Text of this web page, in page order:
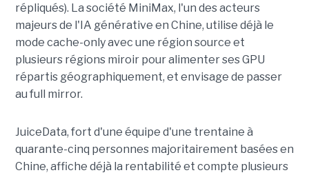
répliqués). La société MiniMax, l'un des acteurs
majeurs de l'IA générative en Chine, utilise déjà le
mode cache-only avec une région source et
plusieurs régions miroir pour alimenter ses GPU
répartis géographiquement, et envisage de passer
au full mirror.
JuiceData, fort d'une équipe d'une trentaine à
quarante-cinq personnes majoritairement basées en
Chine, affiche déjà la rentabilité et compte plusieurs